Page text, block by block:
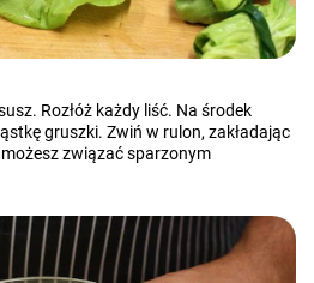
Rozłóż każdy liść. Na środek
gruszki. Zwiń w rulon, zakładając
związać sparzonym